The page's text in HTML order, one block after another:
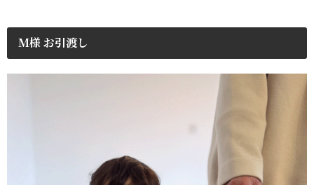
M様 お引渡し